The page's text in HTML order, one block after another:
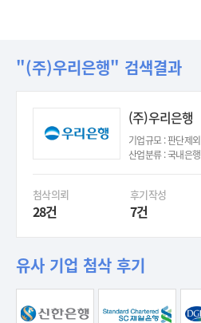
"(주)우리은행" 검색결과
(주)우리은행
기업규모 : 판단제외
산업분류 : 국내은행
첨삭의뢰
28건
후기작성
7건
유사 기업 첨삭 후기